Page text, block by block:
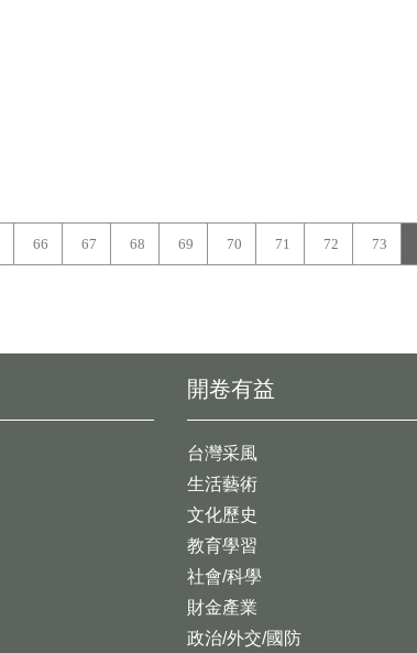
66 67 68 69 70 71 72 73
開卷有益
台灣采風
生活藝術
文化歷史
教育學習
社會/科學
財金產業
政治/外交/國防